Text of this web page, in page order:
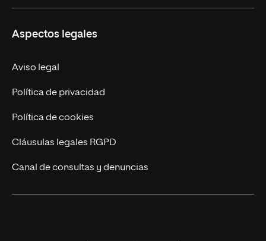
Trabaja en UNIR
Actualidad UNIR
Contáctanos
Aspectos legales
Aviso legal
Política de privacidad
Política de cookies
Cláusulas legales RGPD
Canal de consultas y denuncias